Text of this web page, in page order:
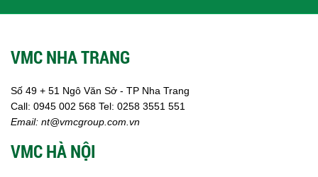
VMC NHA TRANG
Số 49 + 51 Ngô Văn Sở - TP Nha Trang
Call: 0945 002 568 Tel: 0258 3551 551
Email: nt@vmcgroup.com.vn
VMC HÀ NỘI